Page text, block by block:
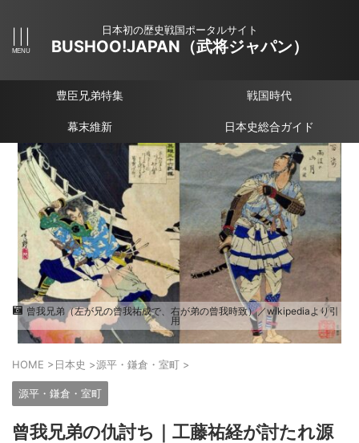
日本初の歴史戦国ポータルサイト
BUSHOO!JAPAN（武将ジャパン）
豊臣兄弟特集 戦国時代
幕末維新 日本史総合ガイド
曾我兄弟（左が兄の曾我祐成で、右が弟の曾我時致）／wikipediaより引
用
HOME >日本史 >源平・鎌倉・室町 >
源平・鎌倉・室町
曾我兄弟の仇討ち｜工藤祐経が討たれ源